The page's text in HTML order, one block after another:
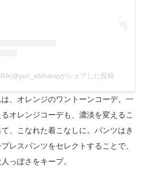
がシェアした投稿
、オレンジのワントーンコーデ。一
オレンジコーデも、濃淡を変えるこ
、こなれた着こなしに。パンツはき
レスパンツをセレクトすることで、
っぽさをキープ。